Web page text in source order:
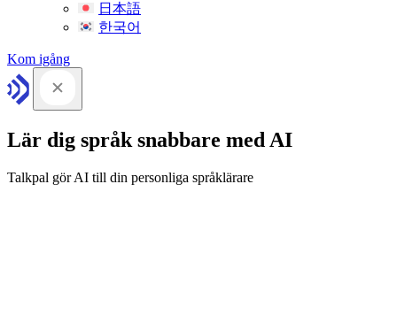
日本語
한국어
Kom igång
Lär dig språk snabbare med AI
Talkpal gör AI till din personliga språklärare